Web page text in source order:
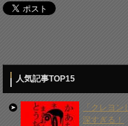
人気記事TOP15
「クレヨ
深すぎる！